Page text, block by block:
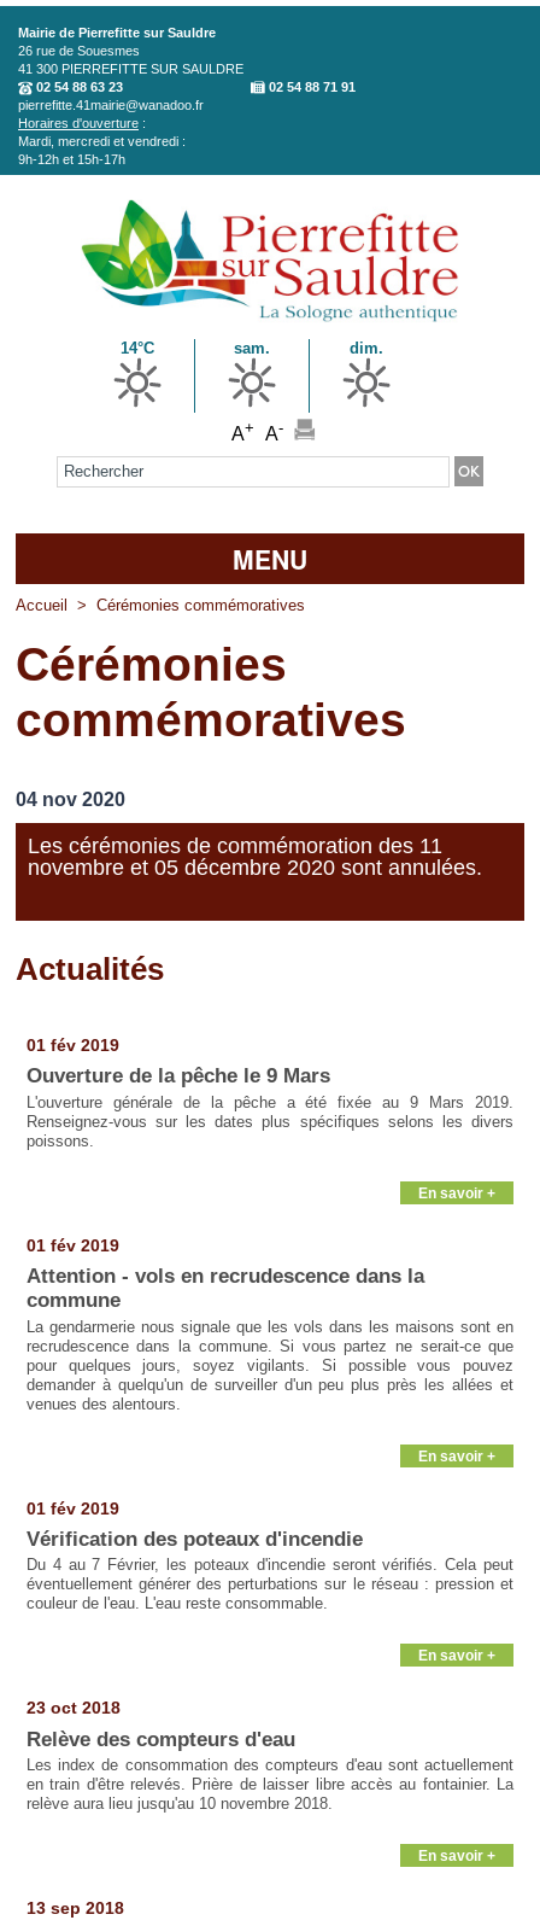
Aller au contenu principal
Mairie de Pierrefitte sur Sauldre
26 rue de Souesmes
41 300 PIERREFITTE SUR SAULDRE
02 54 88 63 23
02 54 88 71 91
pierrefitte.41mairie@wanadoo.fr
Horaires d'ouverture :
Mardi, mercredi et vendredi :
9h-12h et 15h-17h
14°C sam. dim.
A+ A-
Formulaire de recherche
MENU
Accueil
La mairie
Découvrir Pierrefitte
Vos professionnels
Loisirs
Accueil > Cérémonies commémoratives
Cérémonies
commémoratives
04 nov 2020
Les cérémonies de commémoration des 11
novembre et 05 décembre 2020 sont annulées.
Actualités
01 fév 2019
Ouverture de la pêche le 9 Mars
L'ouverture générale de la pêche a été fixée au 9 Mars 2019.
Renseignez-vous sur les dates plus spécifiques selons les divers
poissons.
En savoir +
01 fév 2019
Attention - vols en recrudescence dans la
commune
La gendarmerie nous signale que les vols dans les maisons sont en
recrudescence dans la commune. Si vous partez ne serait-ce que
pour quelques jours, soyez vigilants. Si possible vous pouvez
demander à quelqu'un de surveiller d'un peu plus près les allées et
venues des alentours.
En savoir +
01 fév 2019
Vérification des poteaux d'incendie
Du 4 au 7 Février, les poteaux d'incendie seront vérifiés. Cela peut
éventuellement générer des perturbations sur le réseau : pression et
couleur de l'eau. L'eau reste consommable.
En savoir +
23 oct 2018
Relève des compteurs d'eau
Les index de consommation des compteurs d'eau sont actuellement
en train d'être relevés. Prière de laisser libre accès au fontainier. La
relève aura lieu jusqu'au 10 novembre 2018.
En savoir +
13 sep 2018
Pages